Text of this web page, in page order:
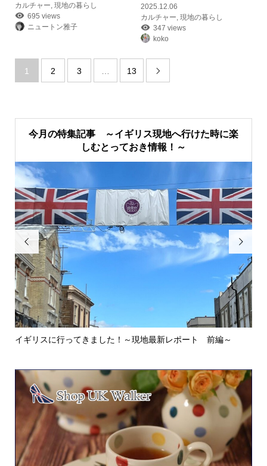
カルチャー, 現地の暮らし
695 views
ニュートン雅子
2025.12.06
カルチャー,現地の暮らし
347 views
koko
1 2 3 … 13 
今月の特集記事 ～イギリス現地へ行けた時に楽
しむとっておき情報！～

イギリスに行ってきました！～現地最新レポート 前編～
